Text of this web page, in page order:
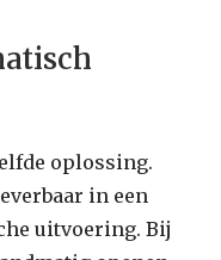
oplossing.
in een
uitvoering. Bij